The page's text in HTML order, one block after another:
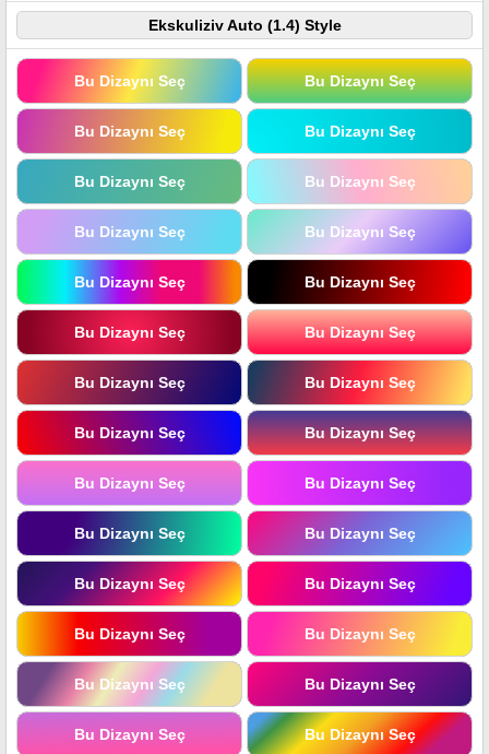
Ekskuliziv Auto (1.4) Style
Bu Dizaynı Seç Bu Dizaynı Seç
Bu Dizaynı Seç Bu Dizaynı Seç
Bu Dizaynı Seç Bu Dizaynı Seç
Bu Dizaynı Seç Bu Dizaynı Seç
Bu Dizaynı Seç Bu Dizaynı Seç
Bu Dizaynı Seç Bu Dizaynı Seç
Bu Dizaynı Seç Bu Dizaynı Seç
Bu Dizaynı Seç Bu Dizaynı Seç
Bu Dizaynı Seç Bu Dizaynı Seç
Bu Dizaynı Seç Bu Dizaynı Seç
Bu Dizaynı Seç Bu Dizaynı Seç
Bu Dizaynı Seç Bu Dizaynı Seç
Bu Dizaynı Seç Bu Dizaynı Seç
Bu Dizaynı Seç Bu Dizaynı Seç